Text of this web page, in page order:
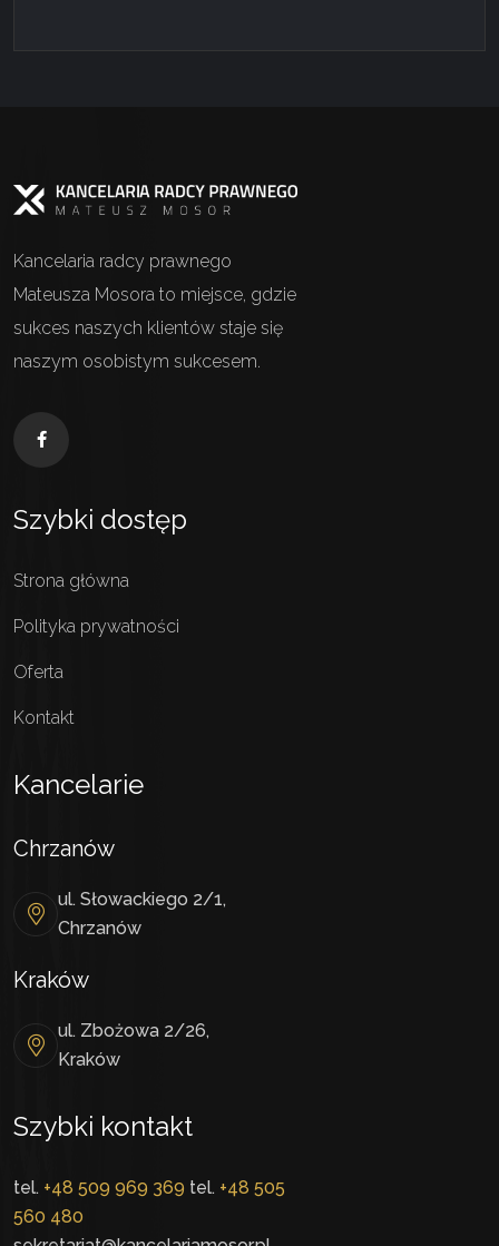
Kancelaria radcy prawnego
Mateusza Mosora to miejsce, gdzie
sukces naszych klientów staje się
naszym osobistym sukcesem.
Szybki dostęp
Strona główna
Polityka prywatności
Oferta
Kontakt
Kancelarie
Chrzanów
ul. Słowackiego 2/1,
Chrzanów
Kraków
ul. Zbożowa 2/26,
Kraków
Szybki kontakt
tel. +48 509 969 369 tel. +48 505
560 480